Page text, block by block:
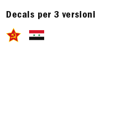
Decals per 3 versioni